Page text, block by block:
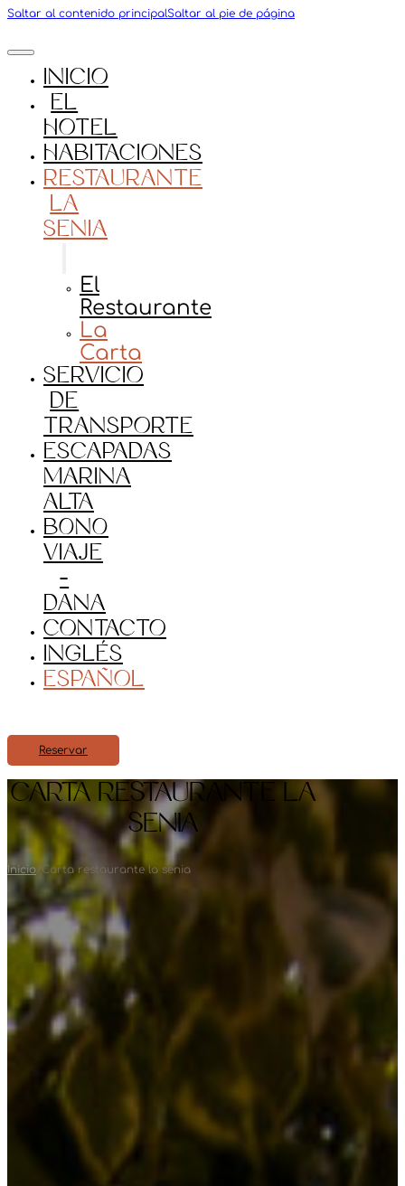
Saltar al contenido principalSaltar al pie de página
Inicio
El
Hotel
Habitaciones
Restaurante
La
Senia
El
Restaurante
La
Carta
Servicio
de
transporte
Escapadas
Marina
Alta
BONO
VIAJE
–
DANA
Contacto
Inglés
Español
Reservar
CARTA RESTAURANTE LA
SENIA
Inicio/Carta restaurante la senia